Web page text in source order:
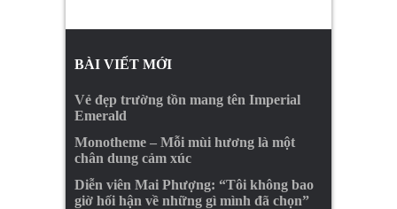
BÀI VIẾT MỚI
Vẻ đẹp trường tồn mang tên Imperial
Emerald
Monotheme – Mỗi mùi hương là một
chân dung cảm xúc
Diễn viên Mai Phượng: “Tôi không bao
giờ hối hận về những gì mình đã chọn”